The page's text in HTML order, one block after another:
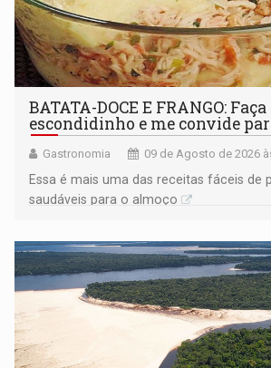
BATATA-DOCE E FRANGO: Faça
escondidinho e me convide
Gastronomia 09 de Agosto de 2026
Essa é mais uma das receitas fáceis de
saudáveis para o almoço